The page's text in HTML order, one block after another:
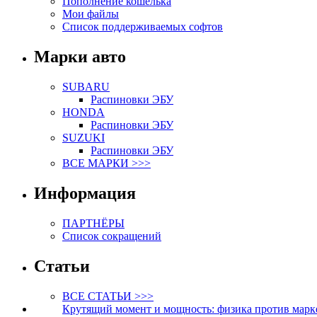
Мои файлы
Список поддерживаемых софтов
Марки авто
SUBARU
Распиновки ЭБУ
HONDA
Распиновки ЭБУ
SUZUKI
Распиновки ЭБУ
ВСЕ МАРКИ >>>
Информация
ПАРТНЁРЫ
Список сокращений
Статьи
ВСЕ СТАТЬИ >>>
Крутящий момент и мощность: физика против